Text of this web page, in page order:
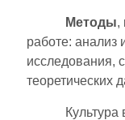
Методы,
работе: анализ
исследования,
теоретических
Культура